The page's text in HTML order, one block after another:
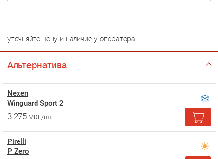
уточняйте цену и наличие у оператора
Альтернатива
Nexen
Winguard Sport 2
3 275 MDL/шт
Pirelli
P Zero